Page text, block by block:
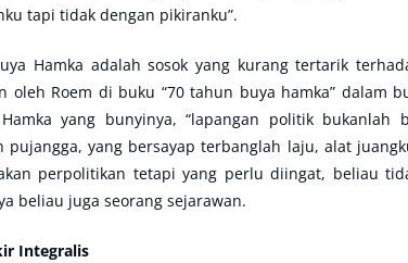
tapi tidak dengan pikiranku”.
Hamka adalah sosok yang kurang tertarik
oleh Roem di buku “70 tahun buya hamka” dalam
yang bunyinya, “lapangan politik bukanlah
pujangga, yang bersayap terbanglah laju, alat
perpolitikan tetapi yang perlu diingat, beliau
beliau juga seorang sejarawan.
Integralis